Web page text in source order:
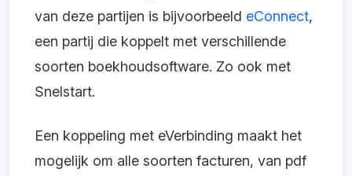
van deze partijen is bijvoorbeeld eConnect,
een partij die koppelt met verschillende
soorten boekhoudsoftware. Zo ook met
Snelstart.
Een koppeling met eVerbinding maakt het
mogelijk om alle soorten facturen, van pdf